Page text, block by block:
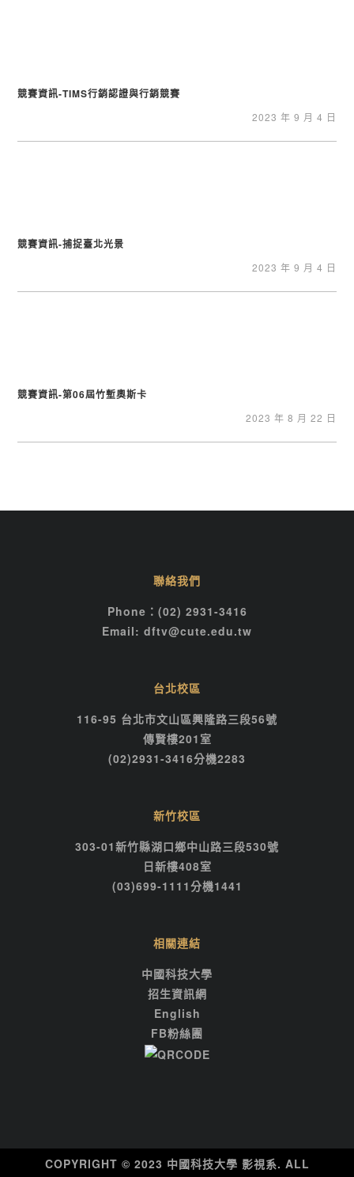
競賽資訊-TIMS行銷認證與行銷競賽
2023 年 9 月 4 日
競賽資訊-捕捉臺北光景
2023 年 9 月 4 日
競賽資訊-第06屆竹塹奧斯卡
2023 年 8 月 22 日
聯絡我們
Phone：(02) 2931-3416
Email: dftv@cute.edu.tw
台北校區
116-95 台北市文山區興隆路三段56號
傳賢樓201室
(02)2931-3416分機2283
新竹校區
303-01新竹縣湖口鄉中山路三段530號
日新樓408室
(03)699-1111分機1441
相關連結
中國科技大學
招生資訊網
English
FB粉絲團
COPYRIGHT © 2023 中國科技大學 影視系. ALL